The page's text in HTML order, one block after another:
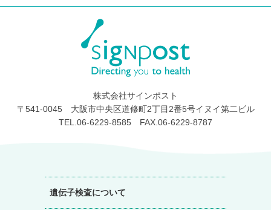
株式会社サインポスト
〒541-0045 大阪市中央区道修町2丁目2番5号イヌイ第二ビル
TEL.06-6229-8585 FAX.06-6229-8787
遺伝子検査について